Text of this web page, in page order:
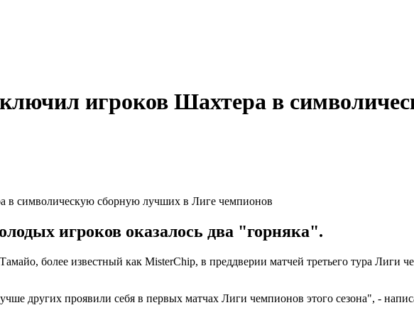
игроков Шахтера в
игроков оказалось два "горняка".
более известный как MisterChip, в преддверии матчей третьего тура Лиги
других проявили себя в первых матчах Лиги чемпионов этого сезона", -